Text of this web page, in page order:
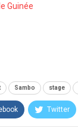
Guinée
Sambo stage
Twitter